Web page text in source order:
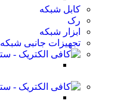
کابل شبکه
رک
ابزار شبکه
تجهیزات جانبی شبکه